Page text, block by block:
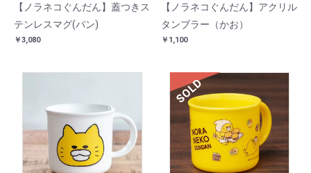
【ノラネコぐんだん】蓋つきス
テンレスマグ(パン)
￥3,080
【ノラネコぐんだん】アクリル
タンブラー（かお）
￥1,100
SOLD